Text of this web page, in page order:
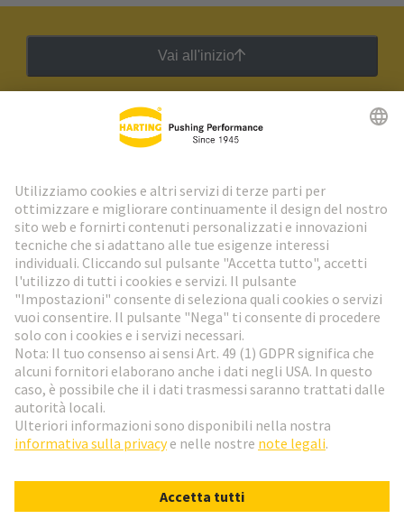
Vai all'inizio
Newsletter HARTING
Vai al registrazione
Social Media
Svizzera Italiano
© HARTING Technology Group